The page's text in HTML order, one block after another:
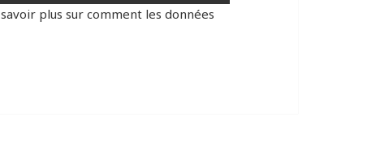
savoir plus sur comment les données